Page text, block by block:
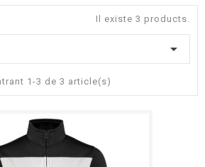
Il existe 3 products.

1-3 de 3 article(s)